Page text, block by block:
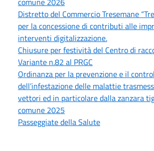
Distretto del Commercio Tresemane
per la concessione di contributi alle
interventi digitalizzazione.
Chiusure per festività del Centro di
Variante n.82 al PRGC
Ordinanza per la prevenzione e il
dell’infestazione delle malattie
vettori ed in particolare dalla zanzara
comune 2025
Passeggiate della Salute